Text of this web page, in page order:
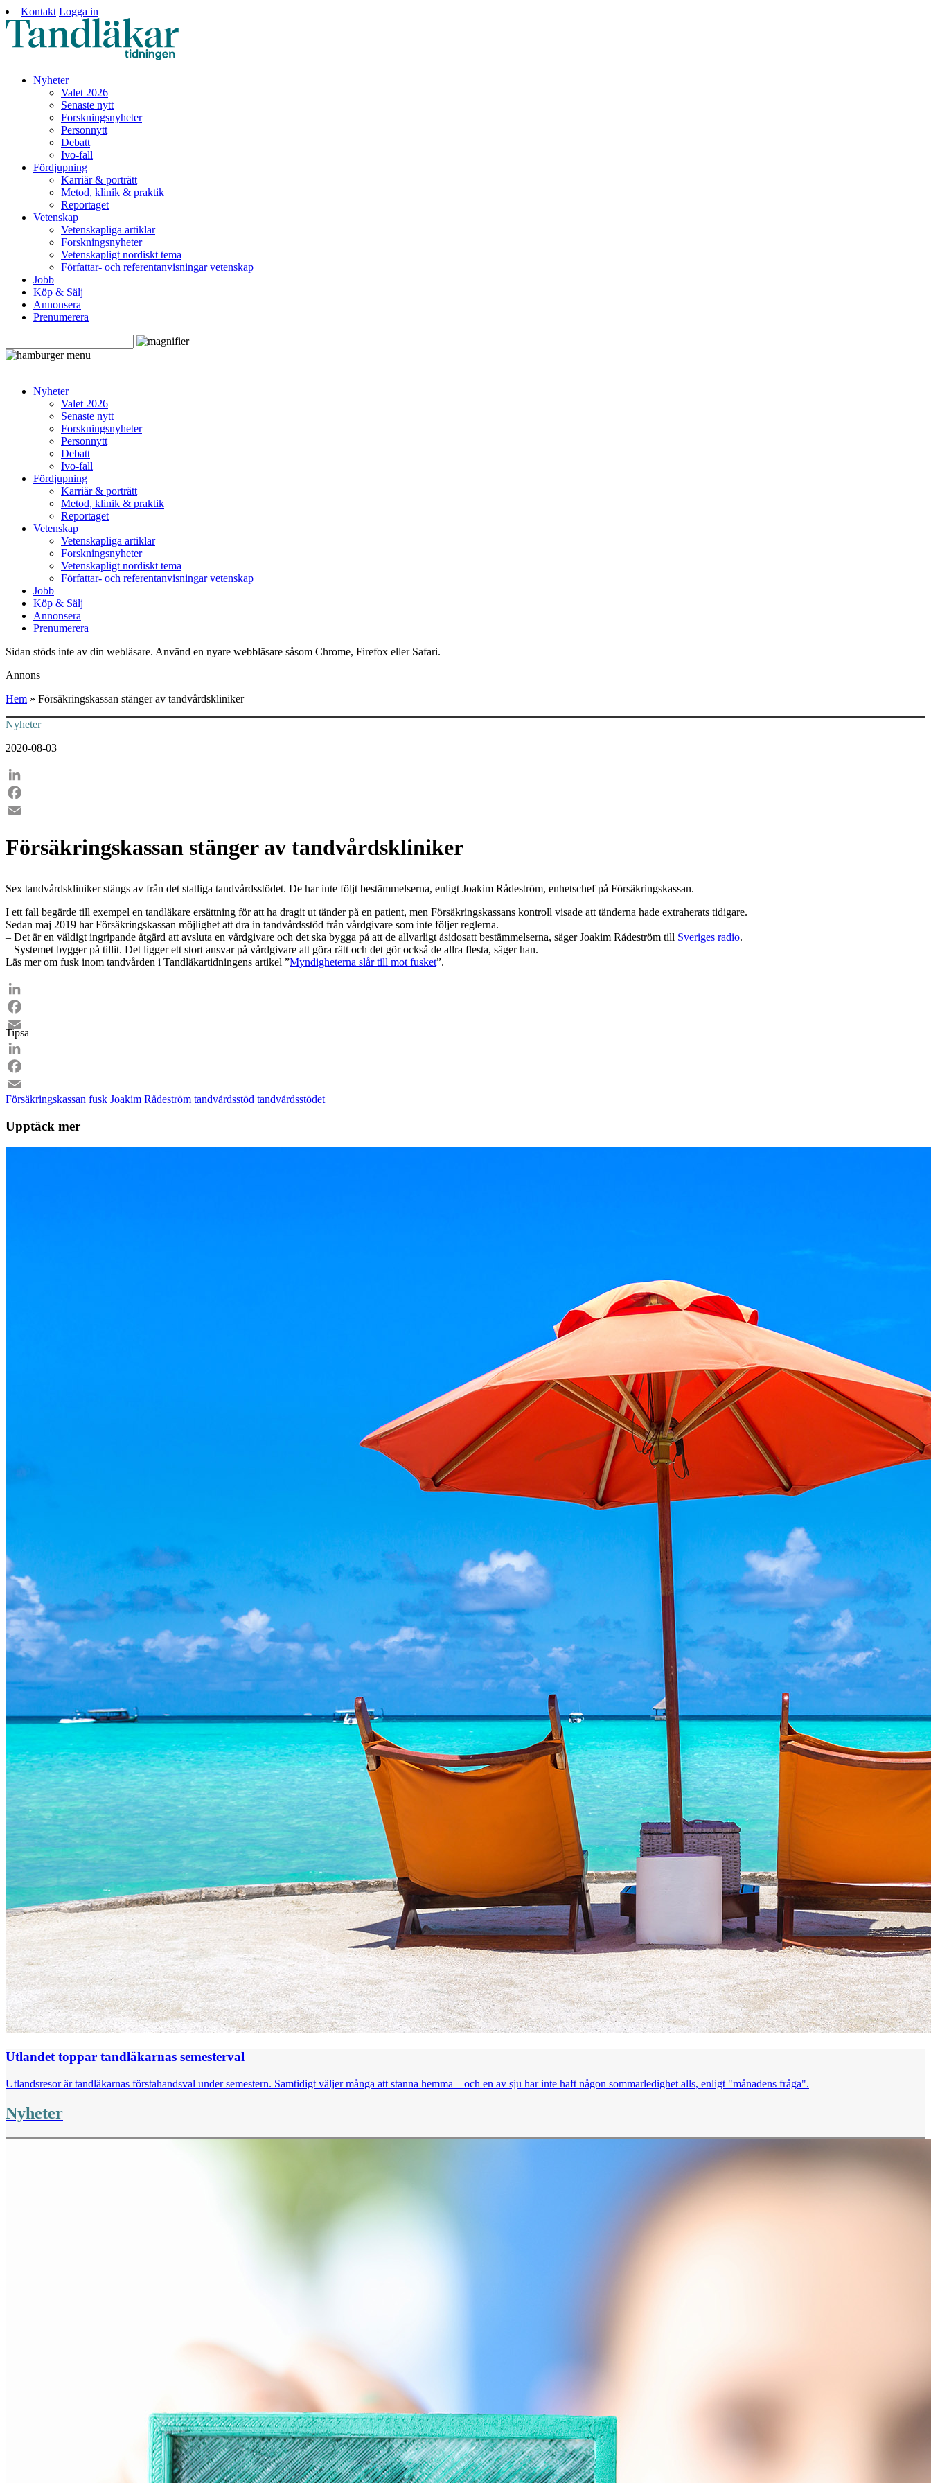
Kontakt Logga in
Nyheter
Valet 2026
Senaste nytt
Forskningsnyheter
Personnytt
Debatt
Ivo-fall
Fördjupning
Karriär & porträtt
Metod, klinik & praktik
Reportaget
Vetenskap
Vetenskapliga artiklar
Forskningsnyheter
Vetenskapligt nordiskt tema
Författar- och referentanvisningar vetenskap
Jobb
Köp & Sälj
Annonsera
Prenumerera
Nyheter
Valet 2026
Senaste nytt
Forskningsnyheter
Personnytt
Debatt
Ivo-fall
Fördjupning
Karriär & porträtt
Metod, klinik & praktik
Reportaget
Vetenskap
Vetenskapliga artiklar
Forskningsnyheter
Vetenskapligt nordiskt tema
Författar- och referentanvisningar vetenskap
Jobb
Köp & Sälj
Annonsera
Prenumerera
Sidan stöds inte av din webläsare. Använd en nyare webbläsare såsom Chrome, Firefox eller Safari.
Annons
Hem » Försäkringskassan stänger av tandvårdskliniker
Nyheter
2020-08-03
LinkedIn
Facebook
Försäkringskassan stänger av tandvårdskliniker
Sex tandvårdskliniker stängs av från det statliga tandvårdsstödet. De har inte följt bestämmelserna, enligt Joakim Rådeström, enhetschef på Försäkringskassan.
I ett fall begärde till exempel en tandläkare ersättning för att ha dragit ut tänder på en patient, men Försäkringskassans kontroll visade att tänderna hade extraherats tidigare.
Sedan maj 2019 har Försäkringskassan möjlighet att dra in tandvårdsstöd från vårdgivare som inte följer reglerna.
– Det är en väldigt ingripande åtgärd att avsluta en vårdgivare och det ska bygga på att de allvarligt åsidosatt bestämmelserna, säger Joakim Rådeström till Sveriges radio.
– Systemet bygger på tillit. Det ligger ett stort ansvar på vårdgivare att göra rätt och det gör också de allra flesta, säger han.
Läs mer om fusk inom tandvården i Tandläkartidningens artikel ”Myndigheterna slår till mot fusket”.
LinkedIn
Facebook
Email
Tipsa
LinkedIn
Facebook
Email
Försäkringskassan fusk Joakim Rådeström tandvårdsstöd tandvårdsstödet
Upptäck mer
Utlandet toppar tandläkarnas semesterval
Utlandsresor är tandläkarnas förstahandsval under semestern. Samtidigt väljer många att stanna hemma – och en av sju har inte haft någon sommarledighet alls, enligt "månadens fråga".
Nyheter